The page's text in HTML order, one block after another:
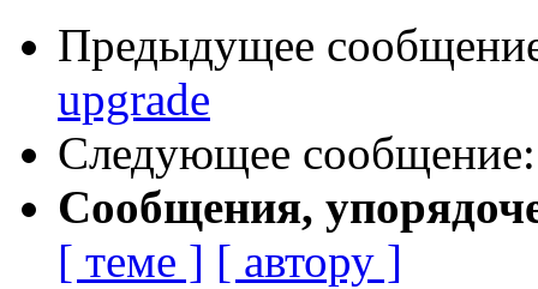
Предыдущее
upgrade
Следующее
Сообщения,
[ теме ] [ автору ]